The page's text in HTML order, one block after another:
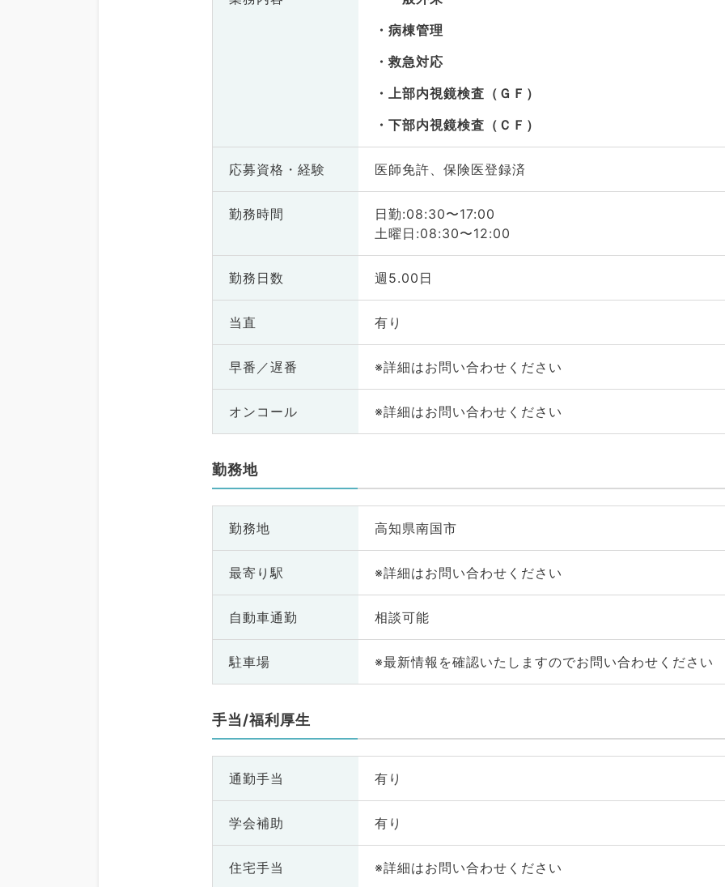
病棟管理
救急対応
上部内視鏡検査（ＧＦ）
下部内視鏡検査（ＣＦ）
応募資格・ 経験 医師免許、保険医登録済
勤務時間
日勤:08:30〜17:00
土曜日:08:30〜12:00
勤務日数 週5.00日
当直 有り
早番／遅番 ※詳細はお問い合わせください
オンコール ※詳細はお問い合わせください
勤務地
勤務地 高知県南国市
最寄り駅 ※詳細はお問い合わせください
自動車通勤 相談可能
駐車場 ※最新情報を確認いたしますのでお問い合わせください
手当/福利厚生
通勤手当 有り
学会補助 有り
住宅手当 ※詳細はお問い合わせください